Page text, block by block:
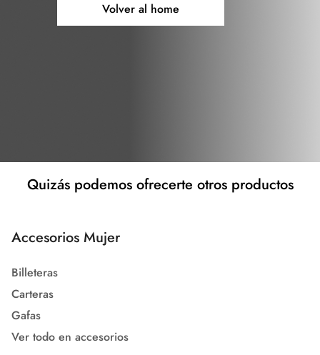
Volver al home
Quizás podemos ofrecerte otros productos
Accesorios Mujer
Billeteras
Carteras
Gafas
Ver todo en accesorios